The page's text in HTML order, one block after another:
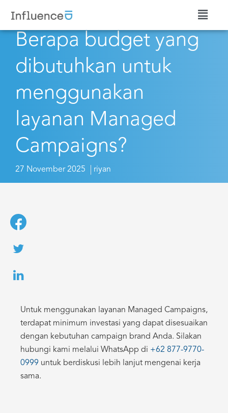
Berapa budget yang
dibutuhkan untuk
menggunakan
layanan Managed
Campaigns?
27 November 2025 riyan
Untuk menggunakan layanan Managed Campaigns,
terdapat minimum investasi yang dapat disesuaikan
dengan kebutuhan campaign brand Anda. Silakan
hubungi kami melalui WhatsApp di +62 877-9770-
0999 untuk berdiskusi lebih lanjut mengenai kerja
sama.